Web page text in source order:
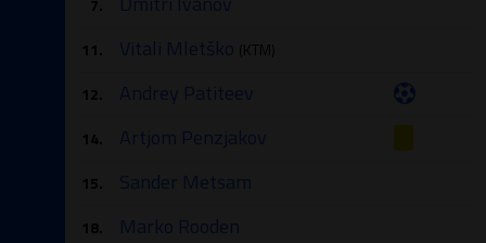
11. Vitali Mletško (KTM)
12.
Andrey Patiteev
14. Artjom Penzjakov
15. Sander Metsam
18. Marko Rooden